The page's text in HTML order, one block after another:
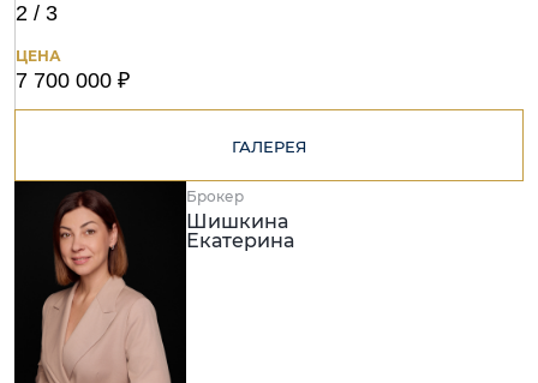
2 / 3
ЦЕНА
7 700 000 ₽
ГАЛЕРЕЯ
Брокер
Шишкина
Екатерина